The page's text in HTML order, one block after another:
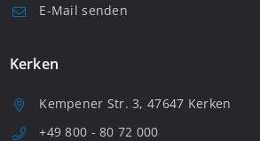
E-Mail senden
Kerken
Kempener Str. 3, 47647 Kerken
+49 800 - 80 72 000